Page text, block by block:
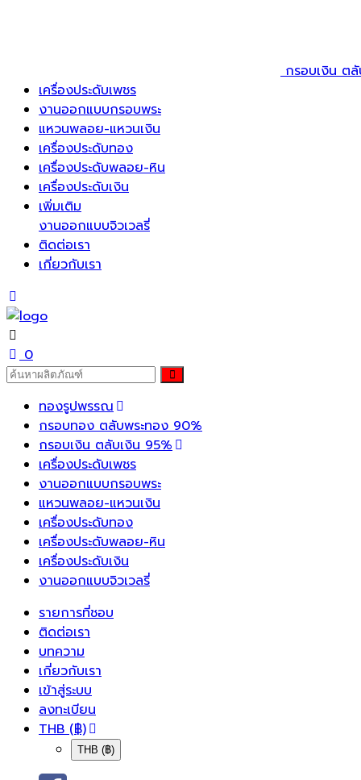
กรอบเงิน ต
เครื่องประดับเพชร
งานออกแบบกรอบพระ
แหวนพลอย-แหวนเงิน
เครื่องประดับทอง
เครื่องประดับพลอย-หิน
เครื่องประดับเงิน
เพิ่มเติม
งานออกแบบจิวเวลรี่
ติดต่อเรา
เกี่ยวกับเรา
0
ทองรูปพรรณ
กรอบทอง ตลับพระทอง 90%
กรอบเงิน ตลับเงิน 95%
เครื่องประดับเพชร
งานออกแบบกรอบพระ
แหวนพลอย-แหวนเงิน
เครื่องประดับทอง
เครื่องประดับพลอย-หิน
เครื่องประดับเงิน
งานออกแบบจิวเวลรี่
รายการที่ชอบ
ติดต่อเรา
บทความ
เกี่ยวกับเรา
เข้าสู่ระบบ
ลงทะเบียน
THB (฿)
THB (฿)